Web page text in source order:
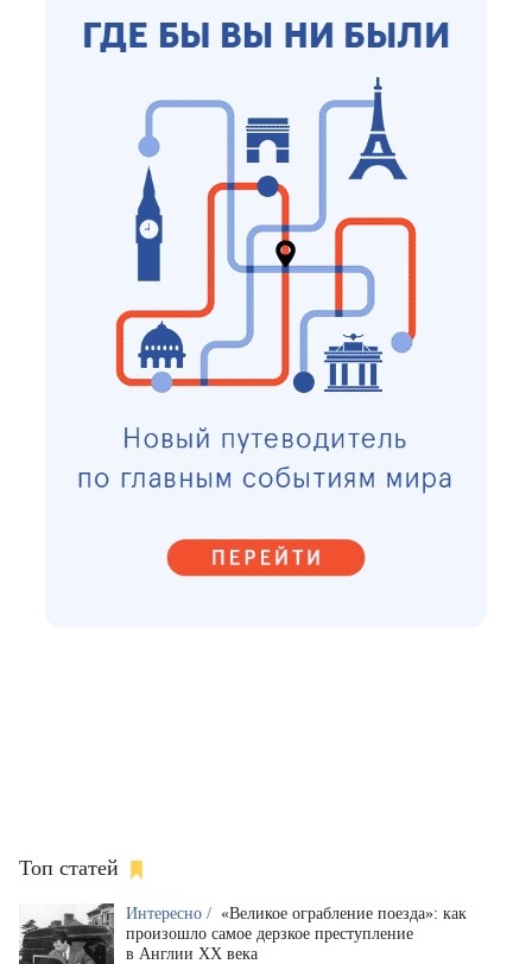
Топ статей
Интересно / «Великое ограбление поезда»: как
произошло самое дерзкое преступление
в Англии XX века